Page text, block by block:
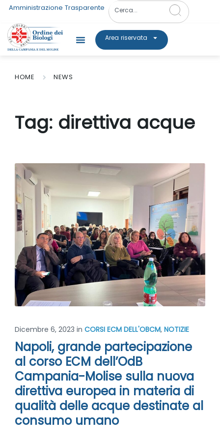
Amministrazione Trasparente
Area riservata
HOME NEWS
Tag: direttiva acque
Dicembre 6, 2023 in CORSI ECM DELL'OBCM, NOTIZIE
Napoli, grande partecipazione
al corso ECM dell’OdB
Campania-Molise sulla nuova
direttiva europea in materia di
qualità delle acque destinate al
consumo umano